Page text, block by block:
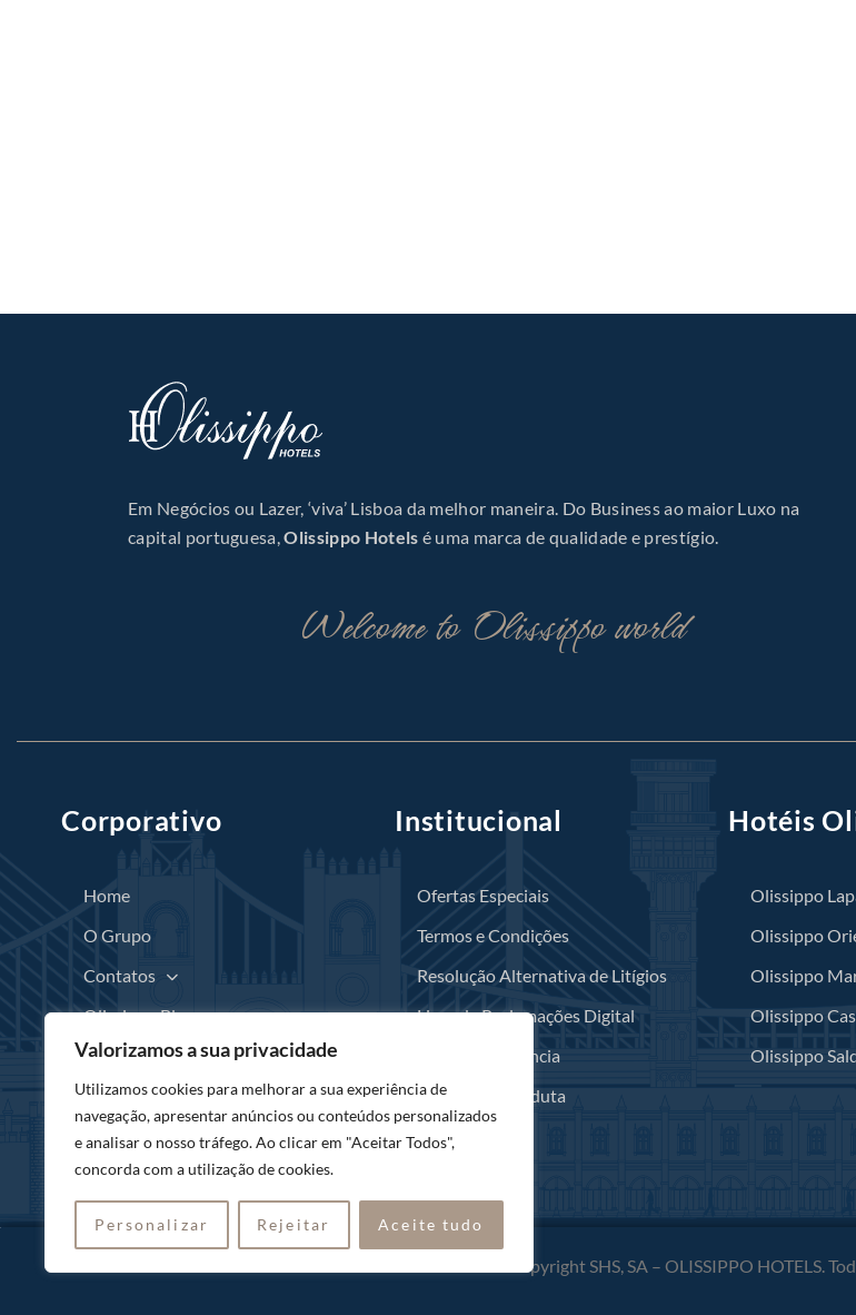
Valorizamos a sua privacidade
Utilizamos cookies para melhorar a sua experiência de
navegação, apresentar anúncios ou conteúdos personalizados
e analisar o nosso tráfego. Ao clicar em "Aceitar Todos",
concorda com a utilização de cookies.
Personalizar Rejeitar Aceite tudo
Em Negócios ou Lazer, ‘viva’ Lisboa da melhor maneira. Do Business ao maior Luxo na
capital portuguesa,Olissippo Hotels é uma marca de qualidade e prestígio.
Welcome to Olissippo world
Corporativo
Home
O Grupo
Contatos
Olissippo Blog
Recrutamento
Institucional
Ofertas Especiais
Termos e Condições
Resolução Alternativa de Litígios
Livro de Reclamações Digital
Canal de Denúncia
Código de Conduta
Hotéis
Olissippo
Olissippo
Olissippo
Olissippo
Olissippo
© 2025 Copyright SHS, SA – OLISSIPPO HOTELS.